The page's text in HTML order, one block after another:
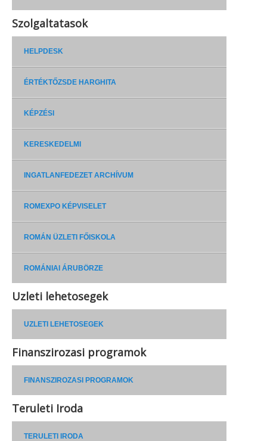
Szolgaltatasok
HELPDESK
ÉRTÉKTŐZSDE HARGHITA
KÉPZÉSI
KERESKEDELMI
INGATLANFEDEZET ARCHÍVUM
ROMEXPO KÉPVISELET
ROMÁN ÜZLETI FŐISKOLA
ROMÁNIAI ÁRUBÖRZE
Uzleti lehetosegek
UZLETI LEHETOSEGEK
Finanszirozasi programok
FINANSZIROZASI PROGRAMOK
Teruleti Iroda
TERULETI IRODA